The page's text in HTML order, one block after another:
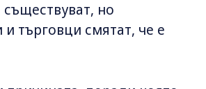
но
търговци смятат, че е